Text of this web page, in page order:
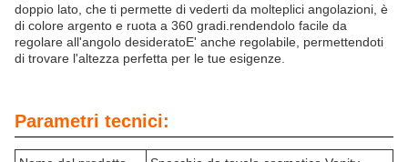
doppio lato, che ti permette di vederti da molteplici angolazioni, è
di colore argento e ruota a 360 gradi.rendendolo facile da
regolare all'angolo desideratoE' anche regolabile, permettendoti
di trovare l'altezza perfetta per le tue esigenze.
Parametri tecnici: